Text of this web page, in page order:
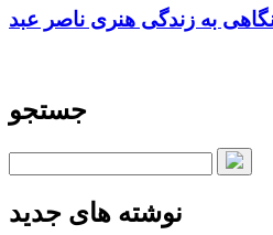
جستجو
نوشته های جدید